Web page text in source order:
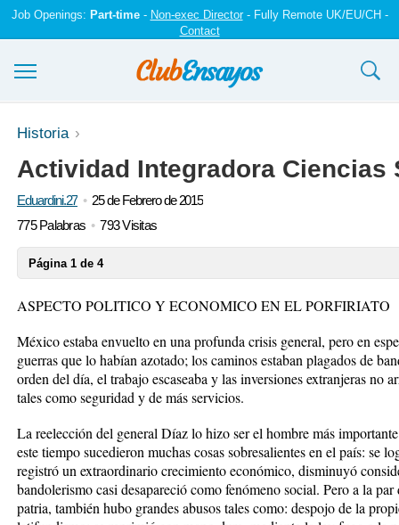
Job Openings: Part-time- Non-exec Director- Fully Remote UK/EU/CH -
Contact
Ensayos y trabajos
Registrarse
Iniciar sesión
Historia
Actividad Integradora Ciencias
Eduardini.27
25 de Febrero de 2015
775 Palabras
793 Visitas
Página 1 de 4
ASPECTO POLITICO Y ECONOMICO EN EL PORFIRIATO
México estaba envuelto en una profunda crisis general, pero en
guerras que lo habían azotado; los caminos estaban plagados de
orden del día, el trabajo escaseaba y las inversiones extranjeras no
tales como seguridad y de más servicios.
La reelección del general Díaz lo hizo ser el hombre más
este tiempo sucedieron muchas cosas sobresalientes en el país: se
registró un extraordinario crecimiento económico, disminuyó
bandolerismo casi desapareció como fenómeno social. Pero a la
patria, también hubo grandes abusos tales como: despojo de la